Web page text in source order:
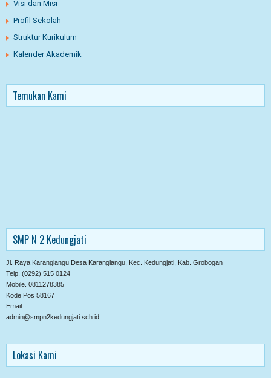
Visi dan Misi
Profil Sekolah
Struktur Kurikulum
Kalender Akademik
Temukan Kami
SMP N 2 Kedungjati
Jl. Raya Karanglangu Desa Karanglangu, Kec. Kedungjati, Kab. Grobogan
Telp. (0292) 515 0124
Mobile. 0811278385
Kode Pos 58167
Email :
admin@smpn2kedungjati.sch.id
Lokasi Kami